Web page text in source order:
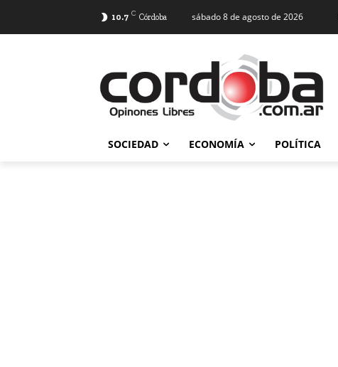
10.7 C Córdoba sábado 8 de agosto de 2026
SOCIEDAD ECONOMÍA POLÍTICA